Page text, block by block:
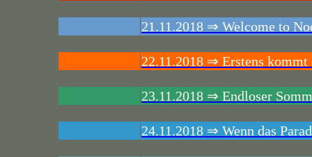
21.11.2018 ⇒ Welcome to
22.11.2018 ⇒ Erstens kommt
23.11.2018 ⇒ Endloser
24.11.2018 ⇒ Wenn das